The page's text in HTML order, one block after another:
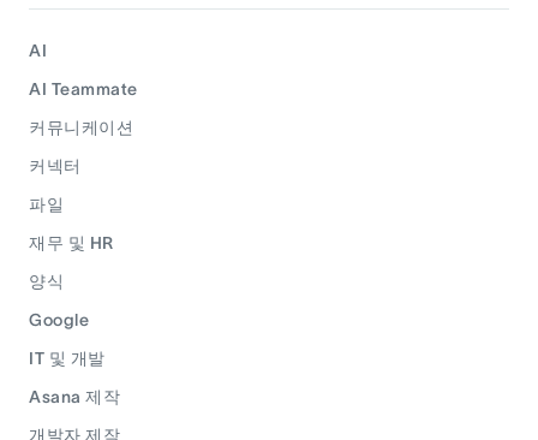
AI
AI Teammate
커뮤니케이션
커넥터
파일
재무 및 HR
양식
Google
IT 및 개발
Asana 제작
개발자 제작